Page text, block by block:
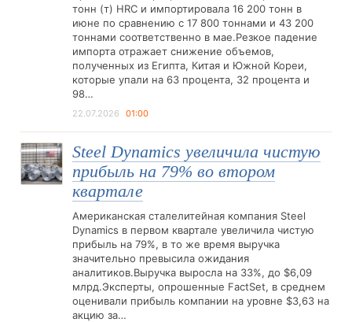
тонн (т) HRC и импортировала 16 200 тонн в
июне по сравнению с 17 800 тоннами и 43 200
тоннами соответственно в мае.Резкое падение
импорта отражает снижение объемов,
полученных из Египта, Китая и Южной Кореи,
которые упали на 63 процента, 32 процента и
98…
22.07.2026 01:00
Steel Dynamics увеличила чистую
прибыль на 79% во втором
квартале
Американская сталелитейная компания Steel
Dynamics в первом квартале увеличила чистую
прибыль на 79%, в то же время выручка
значительно превысила ожидания
аналитиков.Выручка выросла на 33%, до $6,09
млрд.Эксперты, опрошенные FactSet, в среднем
оценивали прибыль компании на уровне $3,63 на
акцию за…